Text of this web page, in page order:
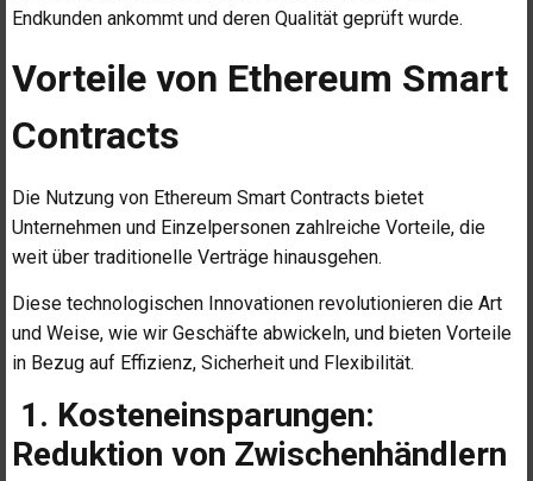
Endkunden ankommt und deren Qualität geprüft wurde.
Vorteile von Ethereum Smart
Contracts
Die Nutzung von Ethereum Smart Contracts bietet
Unternehmen und Einzelpersonen zahlreiche Vorteile, die
weit über traditionelle Verträge hinausgehen.
Diese technologischen Innovationen revolutionieren die Art
und Weise, wie wir Geschäfte abwickeln, und bieten Vorteile
in Bezug auf Effizienz, Sicherheit und Flexibilität.
1. Kosteneinsparungen:
Reduktion von Zwischenhändlern